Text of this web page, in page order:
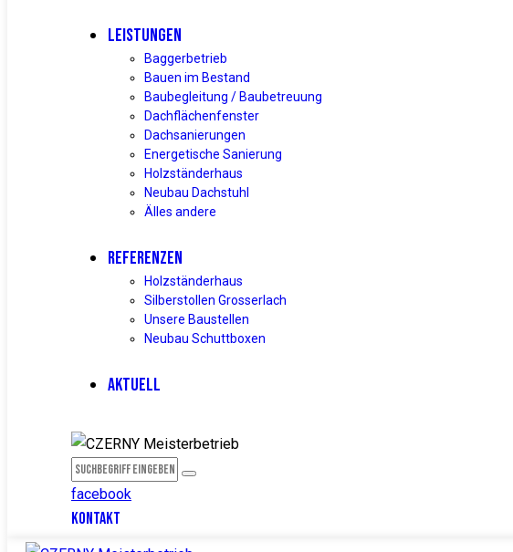
LEISTUNGEN
Baggerbetrieb
Bauen im Bestand
Baubegleitung / Baubetreuung
Dachflächenfenster
Dachsanierungen
Energetische Sanierung
Holzständerhaus
Neubau Dachstuhl
Älles andere
REFERENZEN
Holzständerhaus
Silberstollen Grosserlach
Unsere Baustellen
Neubau Schuttboxen
AKTUELL
facebook
KONTAKT